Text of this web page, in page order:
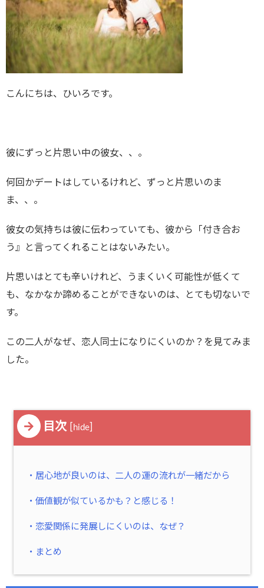
こんにちは、ひいろです。
彼にずっと片思い中の彼女、、。
何回かデートはしているけれど、ずっと片思いのま
ま、、。
彼女の気持ちは彼に伝わっていても、彼から「付き合お
う』と言ってくれることはないみたい。
片思いはとても辛いけれど、うまくいく可能性が低くて
も、なかなか諦めることができないのは、とても切ないで
す。
この二人がなぜ、恋人同士になりにくいのか？を見てみま
した。
目次 hide
・居心地が良いのは、二人の運の流れが一緒だから
・価値観が似ているかも？と感じる！
・恋愛関係に発展しにくいのは、なぜ？
・まとめ